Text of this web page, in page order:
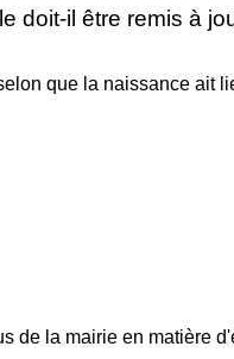
doit-il être remis à
que la naissance ait
de la mairie en matière